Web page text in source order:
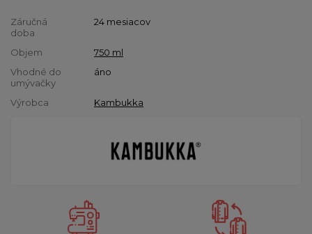
Záručná
doba
24 mesiacov
Objem
750 ml
Vhodné do
umývačky
áno
Výrobca Kambukka